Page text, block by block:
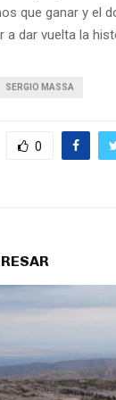
que ganar y el
a dar vuelta la
SERGIO MASSA
0